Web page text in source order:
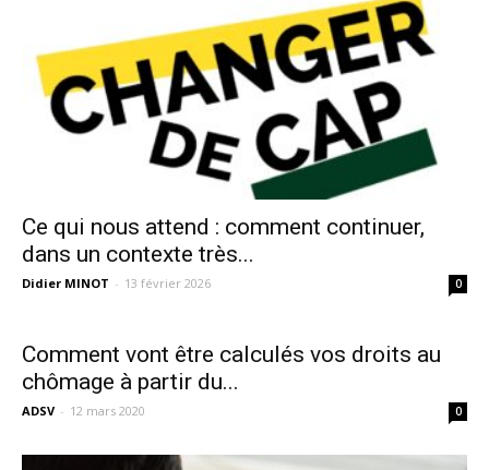
Ce qui nous attend : comment continuer,
dans un contexte très...
Didier MINOT - 13 février 2026 0
Comment vont être calculés vos droits au
chômage à partir du...
ADSV - 12 mars 2020 0